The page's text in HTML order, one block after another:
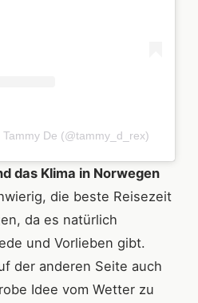
De (@tammy_d_rex)
das Klima in Norwegen
die beste Reisezeit
da es natürlich
und Vorlieben gibt.
der anderen Seite auch
Idee vom Wetter zu